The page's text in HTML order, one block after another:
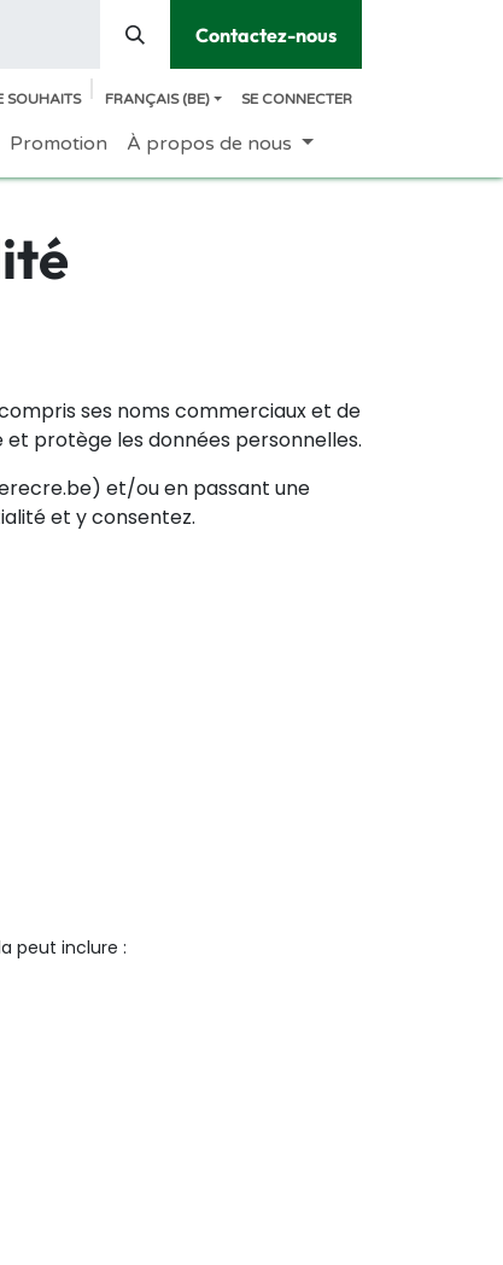
Contactez-nous
SOUHAITS FRANÇAIS (BE) SE CONNECTER
Promotion À propos de nous
ses noms commerciaux et de
et protège les données personnelles.
et/ou en passant une
et y consentez.
peut inclure :